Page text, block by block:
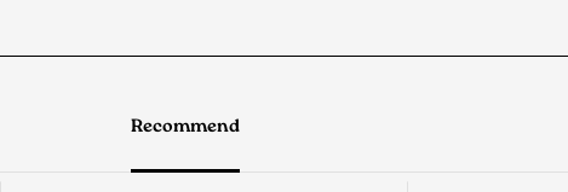
Recommend